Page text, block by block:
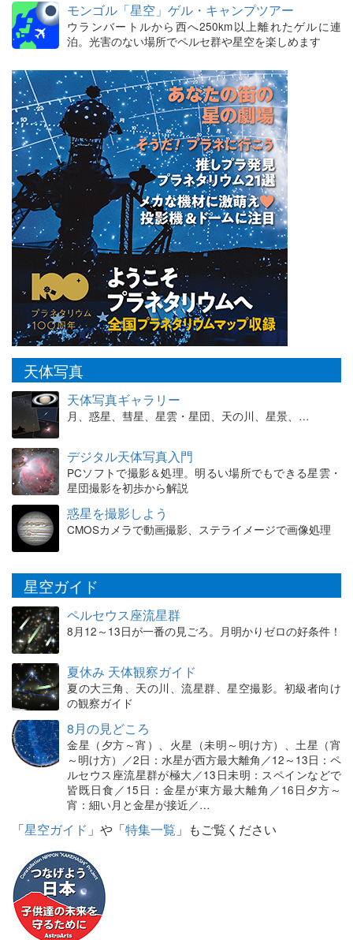
モンゴル「星空」ゲル・キャンプツアー
ウランバートルから西へ250km以上離れたゲルに連
泊。光害のない場所でペルセ群や星空を楽しめます
天体写真
天体写真ギャラリー
月、惑星、彗星、星雲・星団、天の川、星景、…
デジタル天体写真入門
PCソフトで撮影＆処理。明るい場所でもできる星雲・
星団撮影を初歩から解説
惑星を撮影しよう
CMOSカメラで動画撮影、ステライメージで画像処理
星空ガイド
ペルセウス座流星群
8月12～13日が一番の見ごろ。月明かりゼロの好条件！
夏休み 天体観察ガイド
夏の大三角、天の川、流星群、星空撮影。初級者向け
の観察ガイド
8月の見どころ
金星（夕方～宵）、火星（未明～明け方）、土星（宵
～明け方）／2日：水星が西方最大離角／12～13日：ペ
ルセウス座流星群が極大／13日未明：スペインなどで
皆既日食／15日：金星が東方最大離角／16日夕方～
宵：細い月と金星が接近／…
「星空ガイド 」や「特集一覧 」もご覧ください